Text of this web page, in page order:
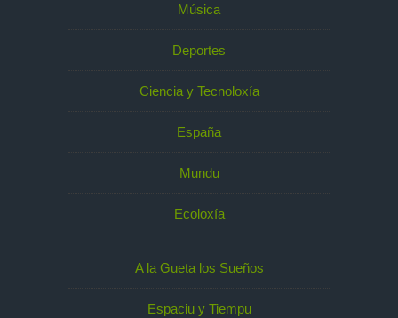
Música
Deportes
Ciencia y Tecnoloxía
España
Mundu
Ecoloxía
A la Gueta los Sueños
Espaciu y Tiempu